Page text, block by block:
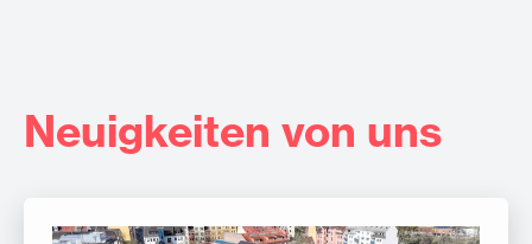
Neuigkeiten von uns